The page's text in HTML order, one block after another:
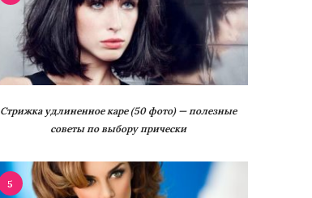
Стрижка удлиненное каре (50 фото) — полезные
советы по выбору прически
5